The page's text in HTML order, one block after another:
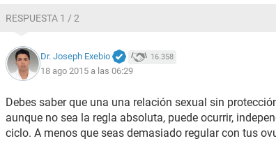
RESPUESTA 1 / 2
Dr. Joseph Exebio 16.358
18 ago 2015 a las 06:29
Debes saber que una una relación sexual sin
aunque no sea la regla absoluta, puede ocurrir,
ciclo. A menos que seas demasiado regular con tus